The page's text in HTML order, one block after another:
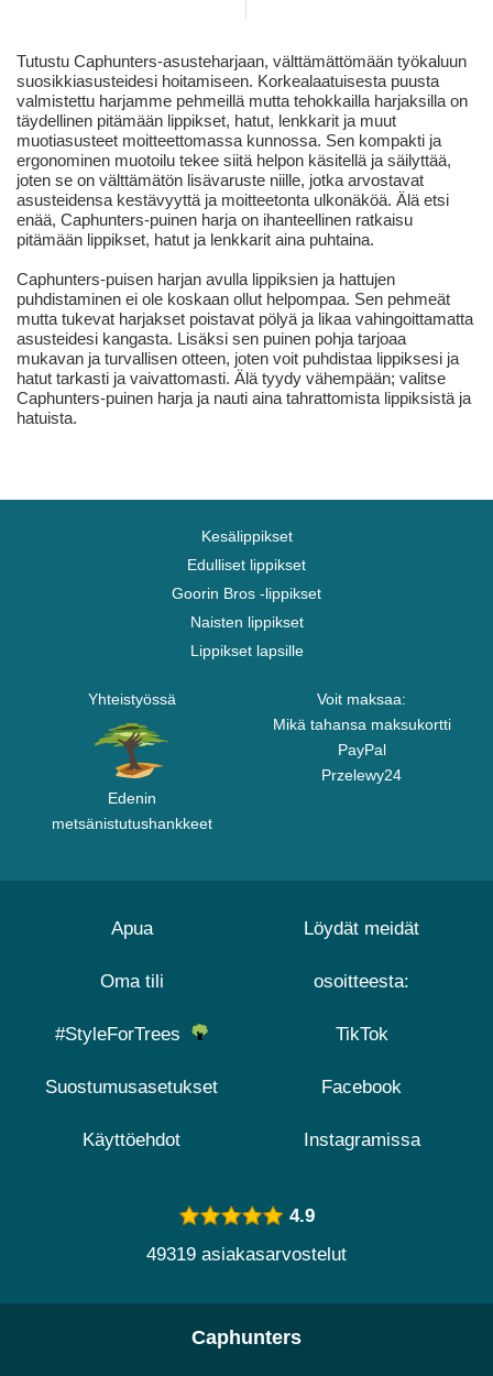
Tutustu Caphunters-asusteharjaan, välttämättömään työkaluun
suosikkiasusteidesi hoitamiseen. Korkealaatuisesta puusta
valmistettu harjamme pehmeillä mutta tehokkailla harjaksilla on
täydellinen pitämään lippikset, hatut, lenkkarit ja muut
muotiasusteet moitteettomassa kunnossa. Sen kompakti ja
ergonominen muotoilu tekee siitä helpon käsitellä ja säilyttää,
joten se on välttämätön lisävaruste niille, jotka arvostavat
asusteidensa kestävyyttä ja moitteetonta ulkonäköä. Älä etsi
enää, Caphunters-puinen harja on ihanteellinen ratkaisu
pitämään lippikset, hatut ja lenkkarit aina puhtaina.
Caphunters-puisen harjan avulla lippiksien ja hattujen
puhdistaminen ei ole koskaan ollut helpompaa. Sen pehmeät
mutta tukevat harjakset poistavat pölyä ja likaa vahingoittamatta
asusteidesi kangasta. Lisäksi sen puinen pohja tarjoaa
mukavan ja turvallisen otteen, joten voit puhdistaa lippiksesi ja
hatut tarkasti ja vaivattomasti. Älä tyydy vähempään; valitse
Caphunters-puinen harja ja nauti aina tahrattomista lippiksistä ja
hatuista.
Kesälippikset
Edulliset lippikset
Goorin Bros -lippikset
Naisten lippikset
Lippikset lapsille
Yhteistyössä
Edenin
metsänistutushankkeet
Voit maksaa:
Mikä tahansa maksukortti
PayPal
Przelewy24
Apua
Oma tili
#StyleForTrees
Suostumusasetukset
Käyttöehdot
Löydät meidät
osoitteesta:
TikTok
Facebook
Instagramissa
4.9
49319 asiakasarvostelut
Caphunters